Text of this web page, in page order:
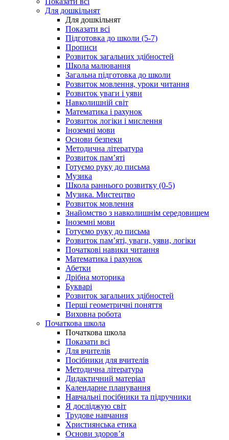
Для дошкільнят
Для дошкільнят
Показати всі
Підготовка до школи (5-7)
Прописи
Розвиток загальних здібностей
Школа малювання
Загальна підготовка до школи
Розвиток мовлення, уроки читання
Розвиток уваги і уяви
Навколишній світ
Математика і рахунок
Розвиток логіки і мислення
Іноземні мови
Основи безпеки
Методична література
Розвиток пам’яті
Готуємо руку до письма
Музика
Школа раннього розвитку (0-5)
Музика. Мистецтво
Розвиток мовлення
Знайомство з навколишнім середовищем
Іноземні мови
Готуємо руку до письма
Розвиток пам’яті, уваги, уяви, логіки
Початкові навики читання
Математика і рахунок
Абетки
Дрібна моторика
Букварі
Розвиток загальних здібностей
Перші геометричні поняття
Виховна робота
Початкова школа
Початкова школа
Показати всі
Для вчителів
Посібники для вчителів
Методична література
Дидактичний матеріал
Календарне планування
Навчальні посібники та підручники
Я досліджую світ
Трудове навчання
Християнська етика
Основи здоров’я